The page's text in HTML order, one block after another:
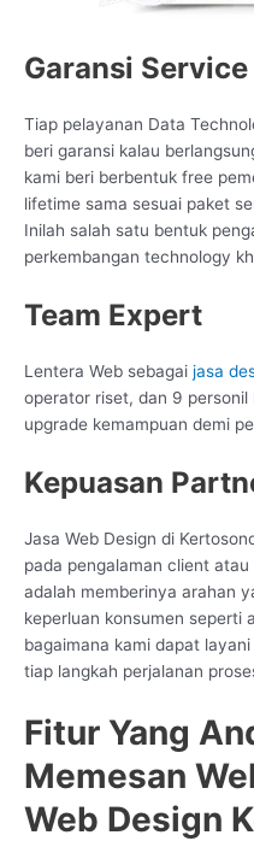
Garansi Service
Tiap pelayanan Data
beri garansi kalau
kami beri berbentuk free
lifetime sama sesuai paket
Inilah salah satu bentuk
perkembangan technology
Team Expert
Lentera Web sebagai jasa
operator riset, dan 9
upgrade kemampuan demi
Kepuasan
Jasa Web Design di
pada pengalaman client
adalah memberinya arahan
keperluan konsumen seperti
bagaimana kami dapat
tiap langkah perjalanan
Fitur Yang
Memesan
Web Design